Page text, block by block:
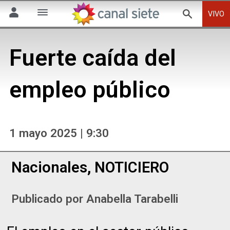
VIVO
Fuerte caída del
empleo público
1 mayo 2025 | 9:30
Nacionales, NOTICIERO
Publicado por Anabella Tarabelli